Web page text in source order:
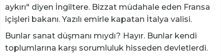
aykırı" diyen İngiltere. Bizzat müdahale eden Fransa
içişleri bakanı. Yazılı emirle kapatan İtalya valisi.
Bunlar sanat düşmanı mıydı? Hayır. Bunlar kendi
toplumlarına karşı sorumluluk hisseden devletlerdi.